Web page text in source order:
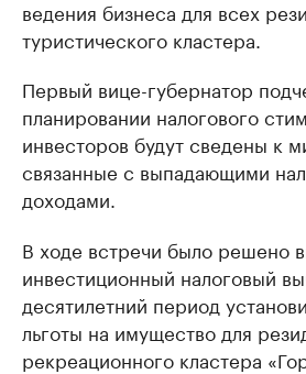
ведения бизнеса для всех
туристического кластера.
Первый вице-губернатор
планировании налогового
инвесторов будут сведены к
связанные с выпадающими
доходами.
В ходе встречи было решено
инвестиционный налоговый
десятилетний период
льготы на имущество для
рекреационного кластера